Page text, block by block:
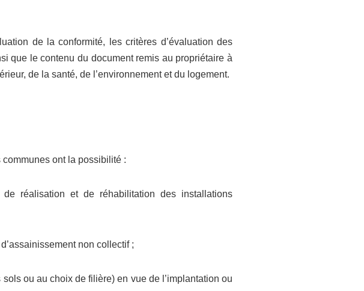
de la conformité, les critères d’évaluation des
que le contenu du document remis au propriétaire à
de la santé, de l’environnement et du logement.
ont la possibilité :
réalisation et de réhabilitation des installations
non collectif ;
ou au choix de filière) en vue de l’implantation ou